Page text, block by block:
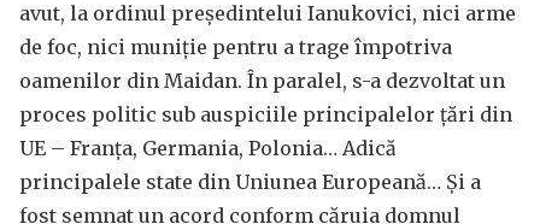
avut, la ordinul președintelui Ianukovici, nici arme
de foc, nici muniție pentru a trage împotriva
oamenilor din Maidan. În paralel, s-a dezvoltat un
proces politic sub auspiciile principalelor țări din
UE – Franța, Germania, Polonia… Adică
principalele state din Uniunea Europeană… Și a
fost semnat un acord conform căruia domnul